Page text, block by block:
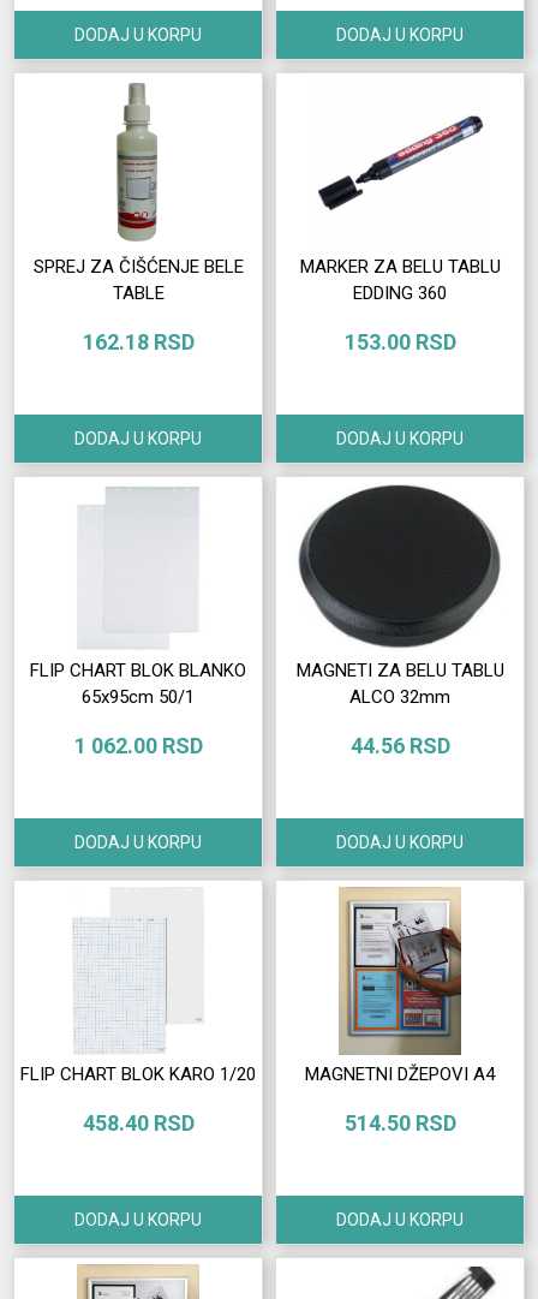
DODAJ U KORPU DODAJ U KORPU
SPREJ ZA ČIŠĆENJE BELE
TABLE
162.18 RSD
DODAJ U KORPU
MARKER ZA BELU TABLU
EDDING 360
153.00 RSD
DODAJ U KORPU
FLIP CHART BLOK BLANKO
65x95cm 50/1
1 062.00 RSD
DODAJ U KORPU
MAGNETI ZA BELU TABLU
ALCO 32mm
44.56 RSD
DODAJ U KORPU
FLIP CHART BLOK KARO 1/20
458.40 RSD
DODAJ U KORPU
MAGNETNI DŽEPOVI A4
514.50 RSD
DODAJ U KORPU